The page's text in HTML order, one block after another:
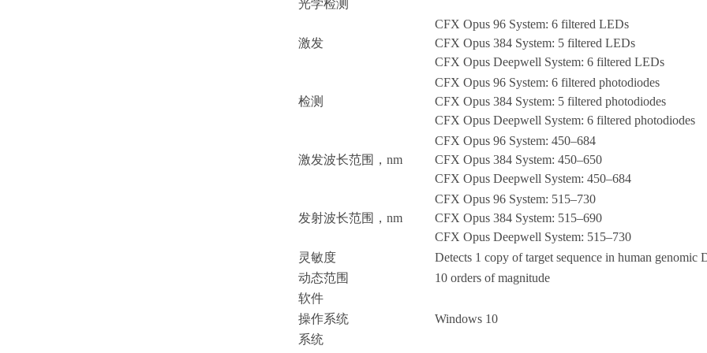
光学检测
激发
CFX Opus 96 System: 6 filtered LEDs
CFX Opus 384 System: 5 filtered LEDs
CFX Opus Deepwell System: 6 filtered LEDs
检测
CFX Opus 96 System: 6 filtered photodiodes
CFX Opus 384 System: 5 filtered photodiodes
CFX Opus Deepwell System: 6 filtered photodiodes
激发波长范围， nm
CFX Opus 96 System: 450–684
CFX Opus 384 System: 450–650
CFX Opus Deepwell System: 450–684
发射波长范围， nm
CFX Opus 96 System: 515–730
CFX Opus 384 System: 515–690
CFX Opus Deepwell System: 515–730
灵敏度
Detects 1 copy of target sequence in human genomic
动态范围
10 orders of magnitude
软件
操作系统
Windows 10
系统